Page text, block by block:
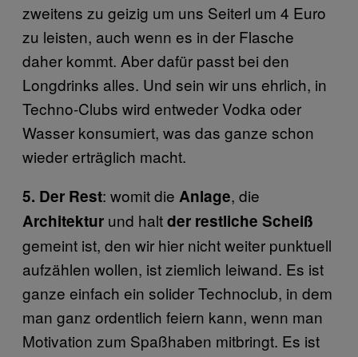
zweitens zu geizig um uns Seiterl um 4 Euro
zu leisten, auch wenn es in der Flasche
daher kommt. Aber dafür passt bei den
Longdrinks alles. Und sein wir uns ehrlich, in
Techno-Clubs wird entweder Vodka oder
Wasser konsumiert, was das ganze schon
wieder erträglich macht.
5. Der Rest: womit die Anlage, die
Architektur und haltder restliche Scheiß
gemeint ist, den wir hier nicht weiter punktuell
aufzählen wollen, ist ziemlich leiwand. Es ist
ganze einfach ein solider Technoclub, in dem
man ganz ordentlich feiern kann, wenn man
Motivation zum Spaßhaben mitbringt. Es ist